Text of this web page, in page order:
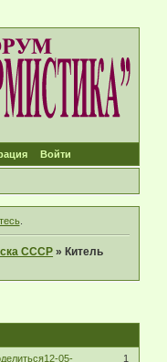
Войти
.
СССР » Китель
1
12-05-